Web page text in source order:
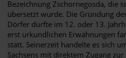
Bezeichnung Zschornegosda, die
übersetzt wurde. Die Gründung
Dörfer dürfte im 12. oder 13.
erst urkundlichen Erwähnungen
statt. Seinerzeit handelte es sich
Sachsens mit direktem Zugang zur